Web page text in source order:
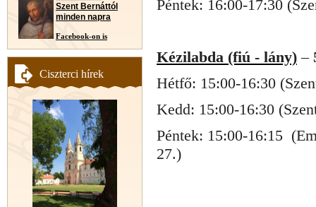
Szent Bernáttól
minden napra
Facebook-on is
Ciszterci hírek
Péntek: 16:00-17:30
Kézilabda (fiú - lány) –
Hétfő: 15:00-16:30
Kedd: 15:00-16:30
Péntek: 15:00-16:15
27.)